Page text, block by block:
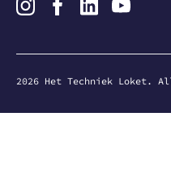
2026Het Techniek Loket.